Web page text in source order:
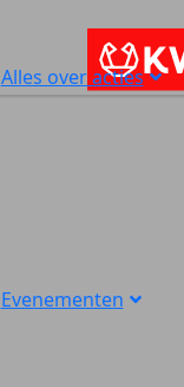
Alles over acties
Evenementen